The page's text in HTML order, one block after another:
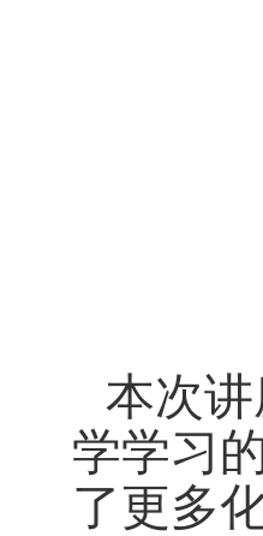
本次
学学习
了更多